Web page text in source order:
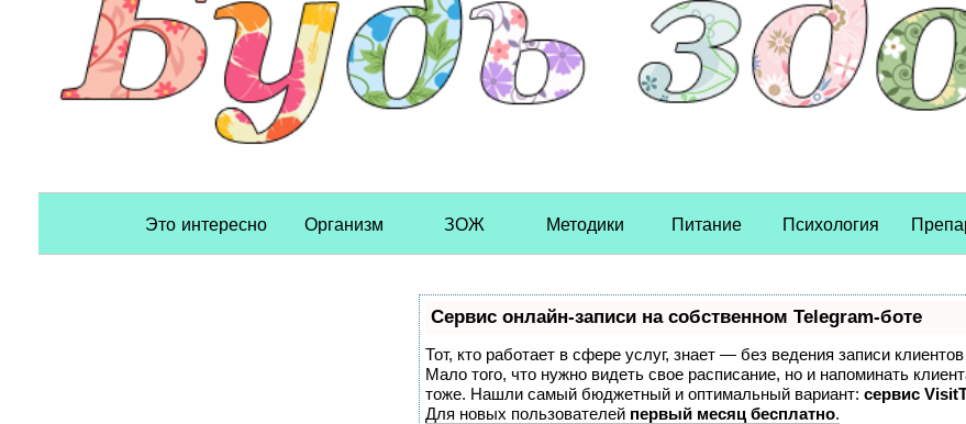
Это интересно Организм ЗОЖ Методики Питание Психология
Сервис онлайн-записи на собственном Telegram-боте
Тот, кто работает в сфере услуг, знает — без ведения записи
Мало того, что нужно видеть свое расписание, но и напоминать
тоже. Нашли самый бюджетный и оптимальный вариант: сервис
Для новых пользователей первый месяц бесплатно.